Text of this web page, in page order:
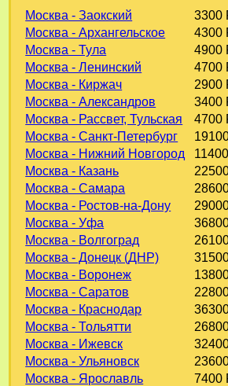
Москва - Заокский
3300
Москва - Архангельское
4300
Москва - Тула
4900
Москва - Ленинский
4700
Москва - Киржач
2900
Москва - Александров
3400
Москва - Рассвет, Тульская
4700
Москва - Санкт-Петербург
Москва - Нижний Новгород
Москва - Казань
Москва - Самара
Москва - Ростов-на-Дону
Москва - Уфа
Москва - Волгоград
Москва - Донецк (ДНР)
Москва - Воронеж
Москва - Саратов
Москва - Краснодар
Москва - Тольятти
Москва - Ижевск
Москва - Ульяновск
Москва - Ярославль
7400